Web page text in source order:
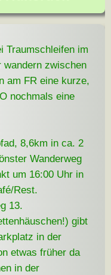
Traumschleifen im
wandern zwischen
am FR eine kurze,
nochmals eine
8,6km in ca. 2
Wanderweg
um 16:00 Uhr in
Rest.
13.
gibt
in der
etwas früher da
in der